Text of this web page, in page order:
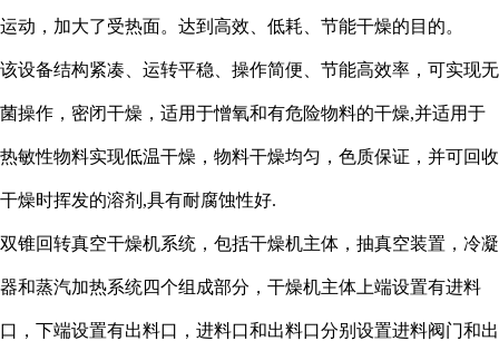
运动，加大了受热面。达到高效、低耗、节能干燥的目的。
该设备结构紧凑、运转平稳、操作简便、节能高效率，可实现无
菌操作，密闭干燥，适用于憎氧和有危险物料的干燥,并适用于
热敏性物料实现低温干燥，物料干燥均匀，色质保证，并可回收
干燥时挥发的溶剂,具有耐腐蚀性好.
双锥回转真空干燥机系统，包括干燥机主体，抽真空装置，冷凝
器和蒸汽加热系统四个组成部分，干燥机主体上端设置有进料
口，下端设置有出料口，进料口和出料口分别设置进料阀门和出